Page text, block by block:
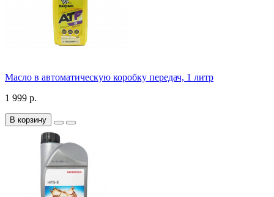
Масло в автоматическую коробку передач, 1 литр
1 999 р.
В корзину